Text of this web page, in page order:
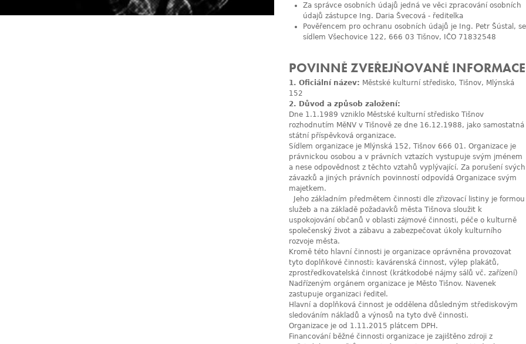
Za správce osobních údajů jedná ve věci zpracování osobních
údajů zástupce Ing. Daria Švecová - ředitelka
Pověřencem pro ochranu osobních údajů je Ing. Petr Šústal, se
sídlem Všechovice 122, 666 03 Tišnov, IČO 71832548
POVINNĚ ZVEŘEJŇOVANÉ INFORMACE
1. Oficiální název: Městské kulturní středisko, Tišnov, Mlýnská
152
2. Důvod a způsob založení:
Dne 1.1.1989 vzniklo Městské kulturní středisko Tišnov
rozhodnutím MěNV v Tišnově ze dne 16.12.1988, jako samostatná
státní příspěvková organizace.
Sídlem organizace je Mlýnská 152, Tišnov 666 01. Organizace je
právnickou osobou a v právních vztazích vystupuje svým jménem
a nese odpovědnost z těchto vztahů vyplývající. Za porušení svých
závazků a jiných právních povinností odpovídá Organizace svým
majetkem.
Jeho základním předmětem činnosti dle zřizovací listiny je formou
služeb a na základě požadavků města Tišnova sloužit k
uspokojování občanů v oblasti zájmové činnosti, péče o kulturně
společenský život a zábavu a zabezpečovat úkoly kulturního
rozvoje města.
Kromě této hlavní činnosti je organizace oprávněna provozovat
tyto doplňkové činnosti: kavárenská činnost, výlep plakátů,
zprostředkovatelská činnost (krátkodobé nájmy sálů vč. zařízení)
Nadřízeným orgánem organizace je Město Tišnov. Navenek
zastupuje organizaci ředitel.
Hlavní a doplňková činnost je oddělena důsledným střediskovým
sledováním nákladů a výnosů na tyto dvě činnosti.
Organizace je od 1.11.2015 plátcem DPH.
Financování běžné činnosti organizace je zajištěno zdroji z